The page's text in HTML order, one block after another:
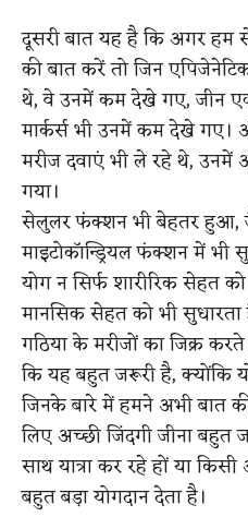
दूसरी बात यह है कि अगर
की बात करें तो जिन
थे, वे उनमें कम देखे गए, जीन
मार्कर्स भी उनमें कम देखे गए।
मरीज दवाएं भी ले रहे थे, उनमें
गया।
सेलुलर फंक्शन भी बेहतर हुआ,
माइटोकॉन्ड्रियल फंक्शन में
योग न सिर्फ शारीरिक सेहत
मानसिक सेहत को भी सुधारता
गठिया के मरीजों का जिक्र
कि यह बहुत जरूरी है, क्योंकि
जिनके बारे में हमने अभी बात
लिए अच्छी जिंदगी जीना
साथ यात्रा कर रहे हों या
बहुत बड़ा योगदान देता है।